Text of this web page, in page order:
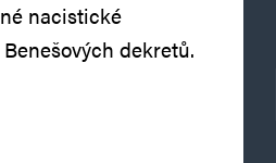
nacistické
dekretů.